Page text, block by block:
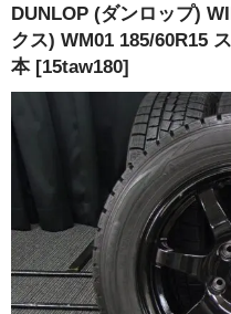
14インチ：冬タイヤホイ
15インチ：冬タイヤホイ
16インチ：冬タイヤホ
17インチ：冬タイヤホイ
18インチ：冬タイヤホ
19インチ：冬タイヤホ
DUNLOP (ダンロップ)
クス) WM01 185/60R15
本 [15taw180]